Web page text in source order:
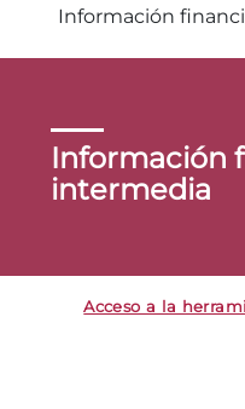
Información
Información
intermedia
Acceso a la